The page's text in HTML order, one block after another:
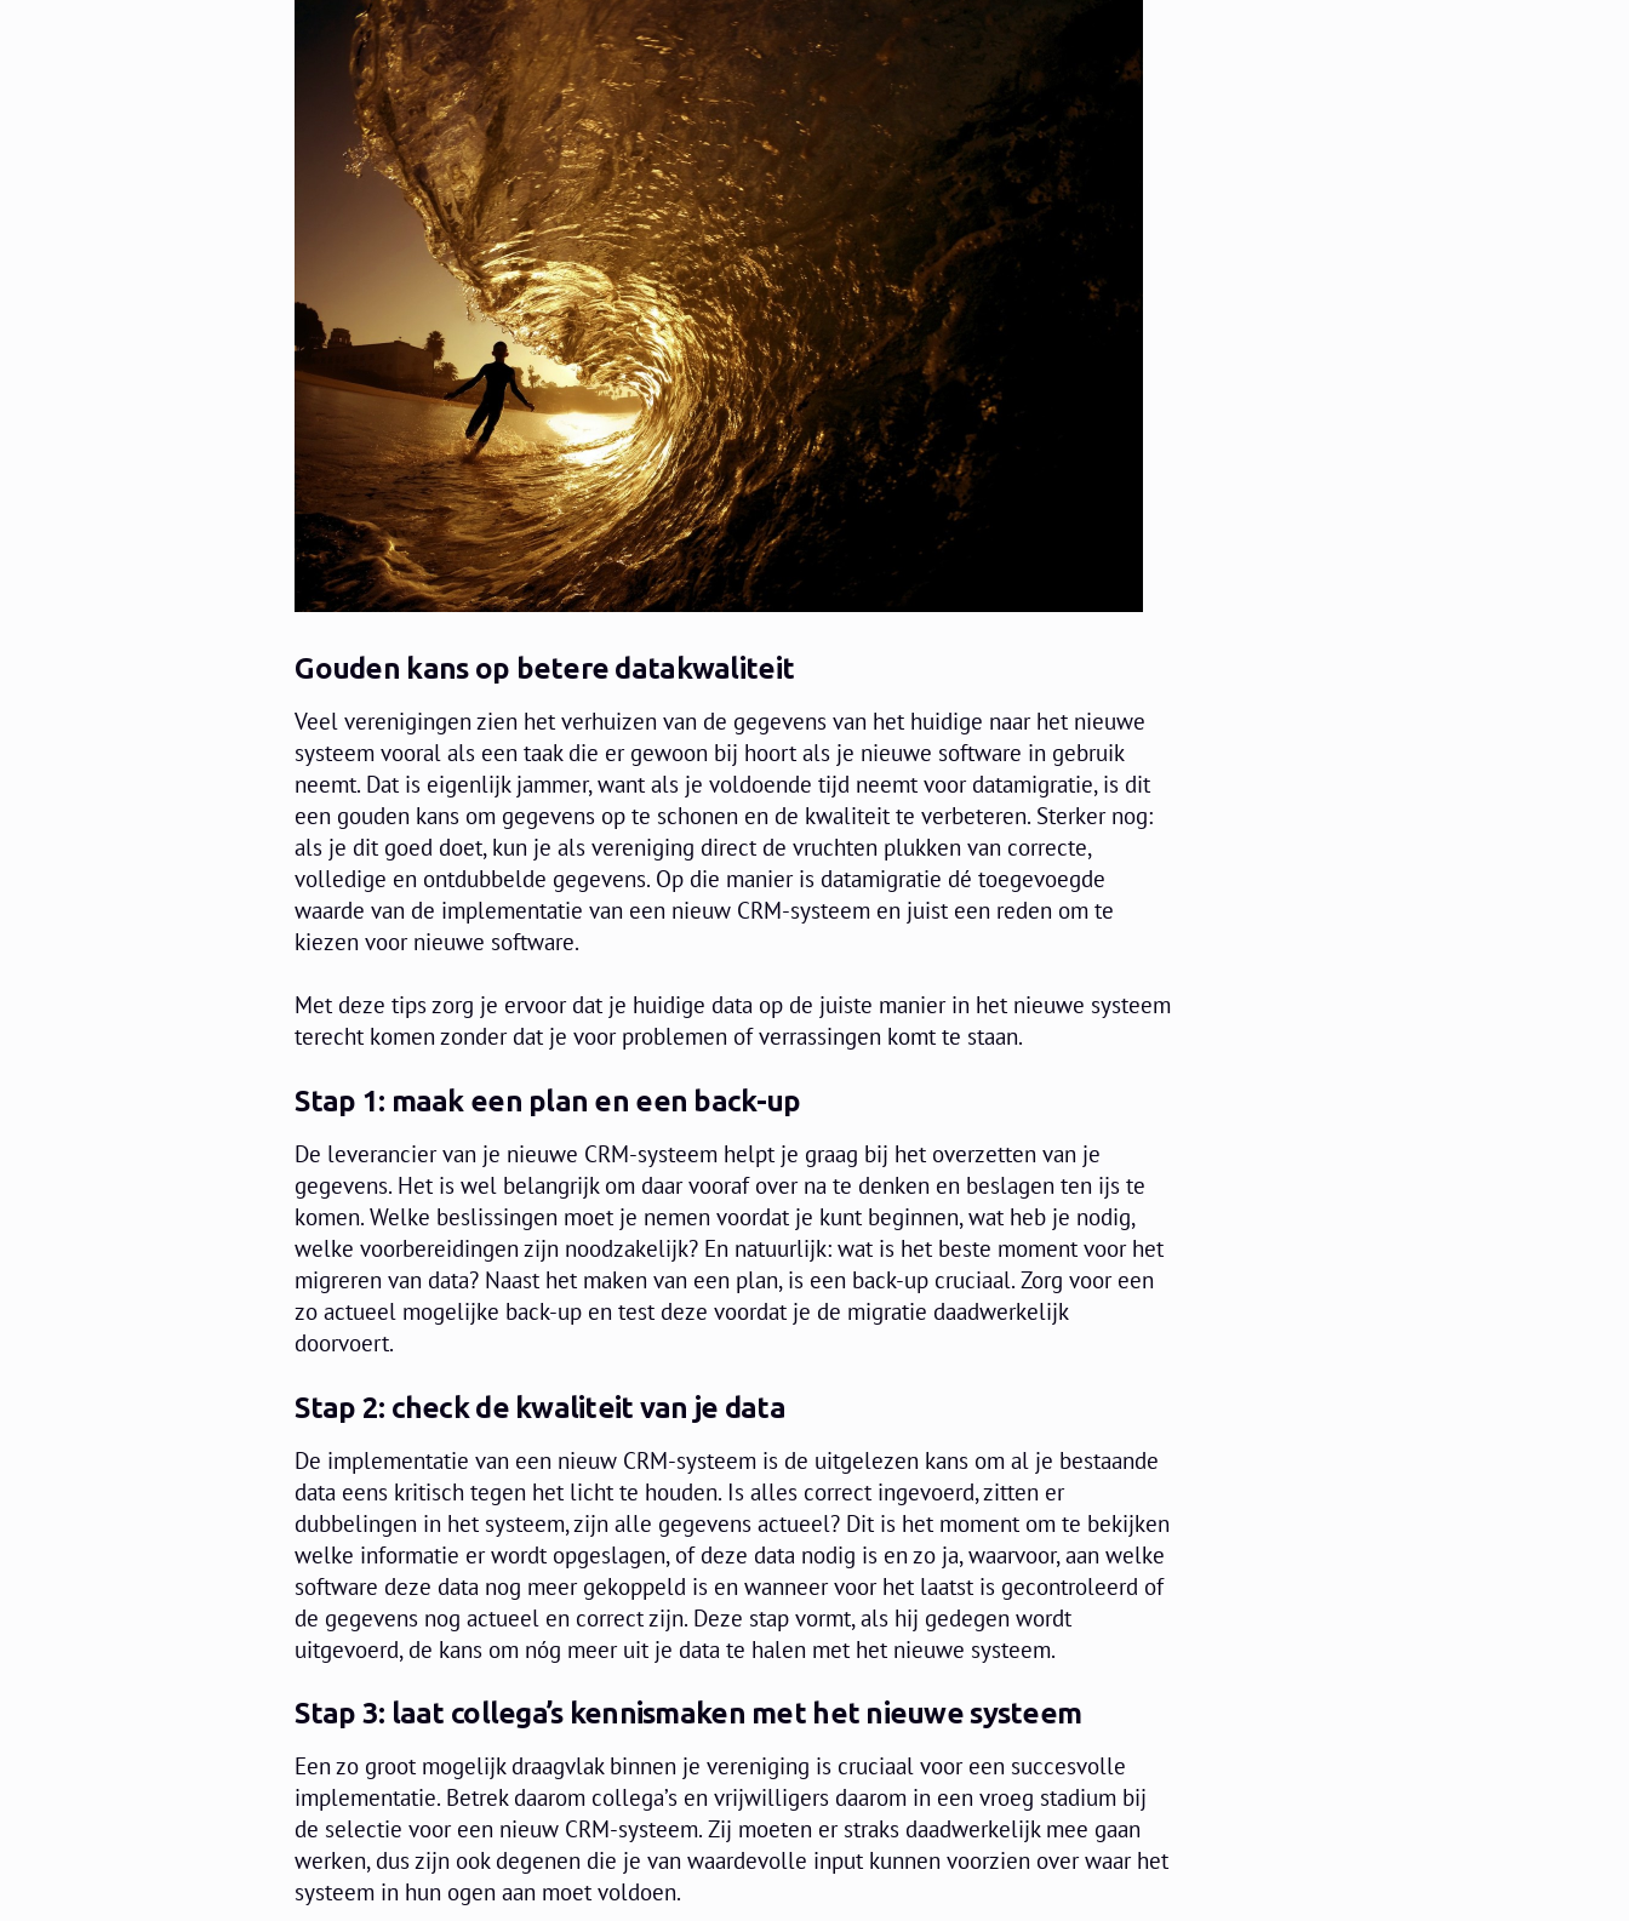
Gouden kans op betere datakwaliteit
Veel verenigingen zien het verhuizen van de gegevens van het huidige naar het nieuwe
systeem vooral als een taak die er gewoon bij hoort als je nieuwe software in gebruik
neemt. Dat is eigenlijk jammer, want als je voldoende tijd neemt voor datamigratie, is dit
een gouden kans om gegevens op te schonen en de kwaliteit te verbeteren. Sterker nog:
als je dit goed doet, kun je als vereniging direct de vruchten plukken van correcte,
volledige en ontdubbelde gegevens. Op die manier is datamigratie dé toegevoegde
waarde van de implementatie van een nieuw CRM-systeem en juist een reden om te
kiezen voor nieuwe software.
Met deze tips zorg je ervoor dat je huidige data op de juiste manier in het nieuwe systeem
terecht komen zonder dat je voor problemen of verrassingen komt te staan.
Stap 1: maak een plan en een back-up
De leverancier van je nieuwe CRM-systeem helpt je graag bij het overzetten van je
gegevens. Het is wel belangrijk om daar vooraf over na te denken en beslagen ten ijs te
komen. Welke beslissingen moet je nemen voordat je kunt beginnen, wat heb je nodig,
welke voorbereidingen zijn noodzakelijk? En natuurlijk: wat is het beste moment voor het
migreren van data? Naast het maken van een plan, is een back-up cruciaal. Zorg voor een
zo actueel mogelijke back-up en test deze voordat je de migratie daadwerkelijk
doorvoert.
Stap 2: check de kwaliteit van je data
De implementatie van een nieuw CRM-systeem is de uitgelezen kans om al je bestaande
data eens kritisch tegen het licht te houden. Is alles correct ingevoerd, zitten er
dubbelingen in het systeem, zijn alle gegevens actueel? Dit is het moment om te bekijken
welke informatie er wordt opgeslagen, of deze data nodig is en zo ja, waarvoor, aan welke
software deze data nog meer gekoppeld is en wanneer voor het laatst is gecontroleerd of
de gegevens nog actueel en correct zijn. Deze stap vormt, als hij gedegen wordt
uitgevoerd, de kans om nóg meer uit je data te halen met het nieuwe systeem.
Stap 3: laat collega’s kennismaken met het nieuwe systeem
Een zo groot mogelijk draagvlak binnen je vereniging is cruciaal voor een succesvolle
implementatie. Betrek daarom collega’s en vrijwilligers daarom in een vroeg stadium bij
de selectie voor een nieuw CRM-systeem. Zij moeten er straks daadwerkelijk mee gaan
werken, dus zijn ook degenen die je van waardevolle input kunnen voorzien over waar het
systeem in hun ogen aan moet voldoen.